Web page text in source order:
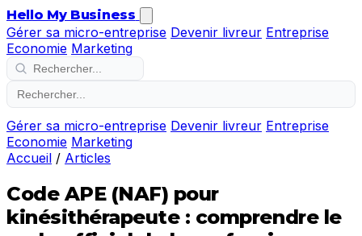
Hello My Business
Gérer sa micro-entreprise Devenir livreur Entreprise
Economie Marketing
Gérer sa micro-entreprise Devenir livreur Entreprise
Economie Marketing
Accueil / Articles
Code APE (NAF) pour
kinésithérapeute : comprendre le